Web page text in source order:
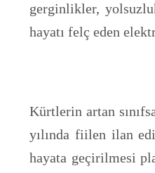
gerginlikler,
hayatı felç eden
Kürtlerin artan
yılında fiilen ilan
hayata geçirilmesi